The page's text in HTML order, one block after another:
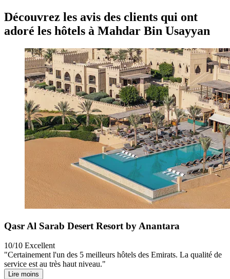
Découvrez les avis des clients qui ont
adoré les hôtels à Mahdar Bin Usayyan
Qasr Al Sarab Desert Resort by Anantara
10/10 Excellent
"Certainement l'un des 5 meilleurs hôtels des Emirats. La qualité de
service est au très haut niveau."
Lire moins